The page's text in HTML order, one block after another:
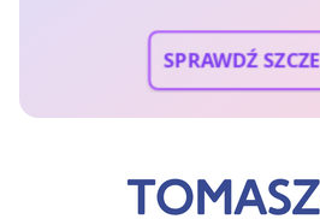
SPRAWDŹ